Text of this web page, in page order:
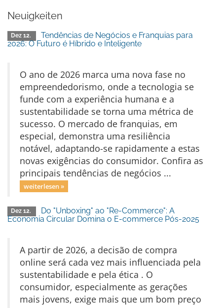
Neuigkeiten
Dez 12.
Tendências de Negócios e Franquias para
2026: O Futuro é Híbrido e Inteligente
O ano de 2026 marca uma nova fase no
empreendedorismo, onde a tecnologia se
funde com a experiência humana e a
sustentabilidade se torna uma métrica de
sucesso. O mercado de franquias, em
especial, demonstra uma resiliência
notável, adaptando-se rapidamente a estas
novas exigências do consumidor. Confira as
principais tendências de negócios ...
weiterlesen »
Dez 12.
Do "Unboxing" ao "Re-Commerce": A
Economia Circular Domina o E-commerce Pós-2025
A partir de 2026, a decisão de compra
online será cada vez mais influenciada pela
sustentabilidade e pela ética . O
consumidor, especialmente as gerações
mais jovens, exige mais que um bom preço